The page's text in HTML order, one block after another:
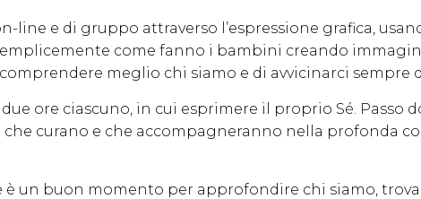
line e di gruppo attraverso l’espressione grafica,
come fanno i bambini creando
meglio chi siamo e di avvicinarci sempre
ore ciascuno, in cui esprimere il proprio Sé. Passo
curano e che accompagneranno nella profonda
un buon momento per approfondire chi siamo,